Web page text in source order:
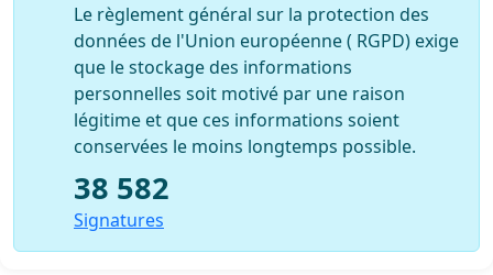
Le règlement général sur la protection des
données de l'Union européenne ( RGPD) exige
que le stockage des informations
personnelles soit motivé par une raison
légitime et que ces informations soient
conservées le moins longtemps possible.
38 582
Signatures